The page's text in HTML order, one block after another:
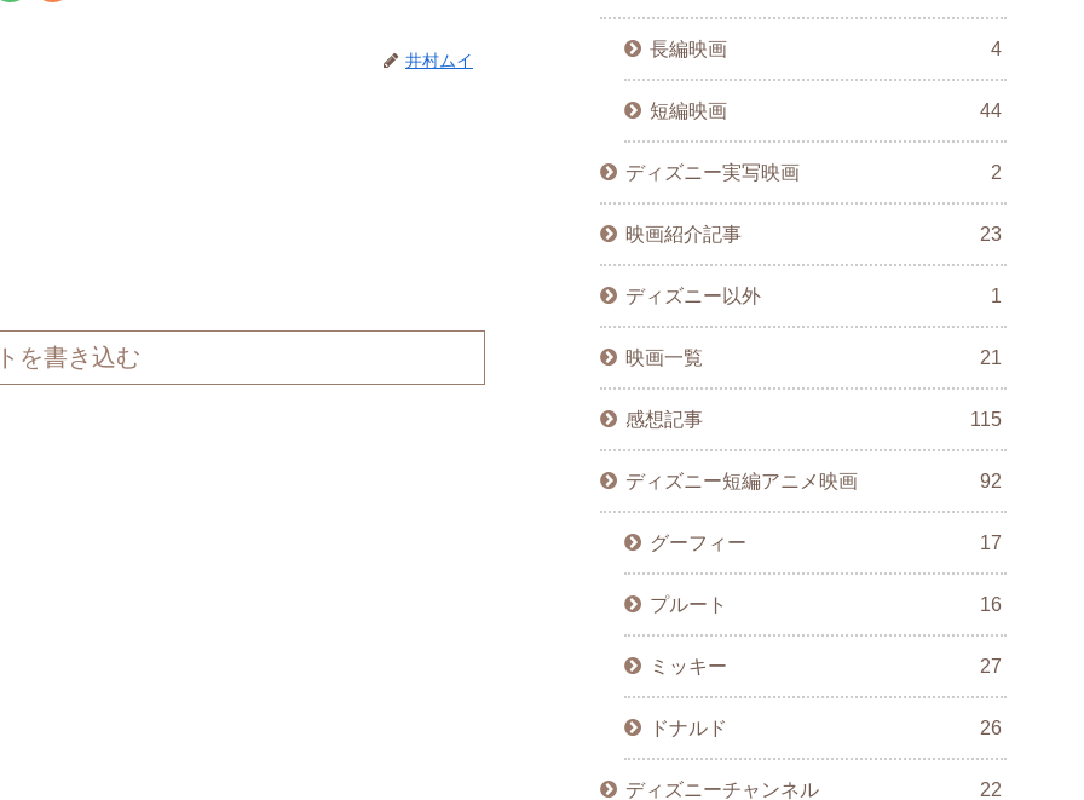
井村ムイ
を書き込む
長編映画 4
短編映画 44
ディズニー実写映画 2
映画紹介記事 23
ディズニー以外 1
映画一覧 21
感想記事 115
ディズニー短編アニメ映画 92
グーフィー 17
プルート 16
ミッキー 27
ドナルド 26
ディズニーチャンネル 22